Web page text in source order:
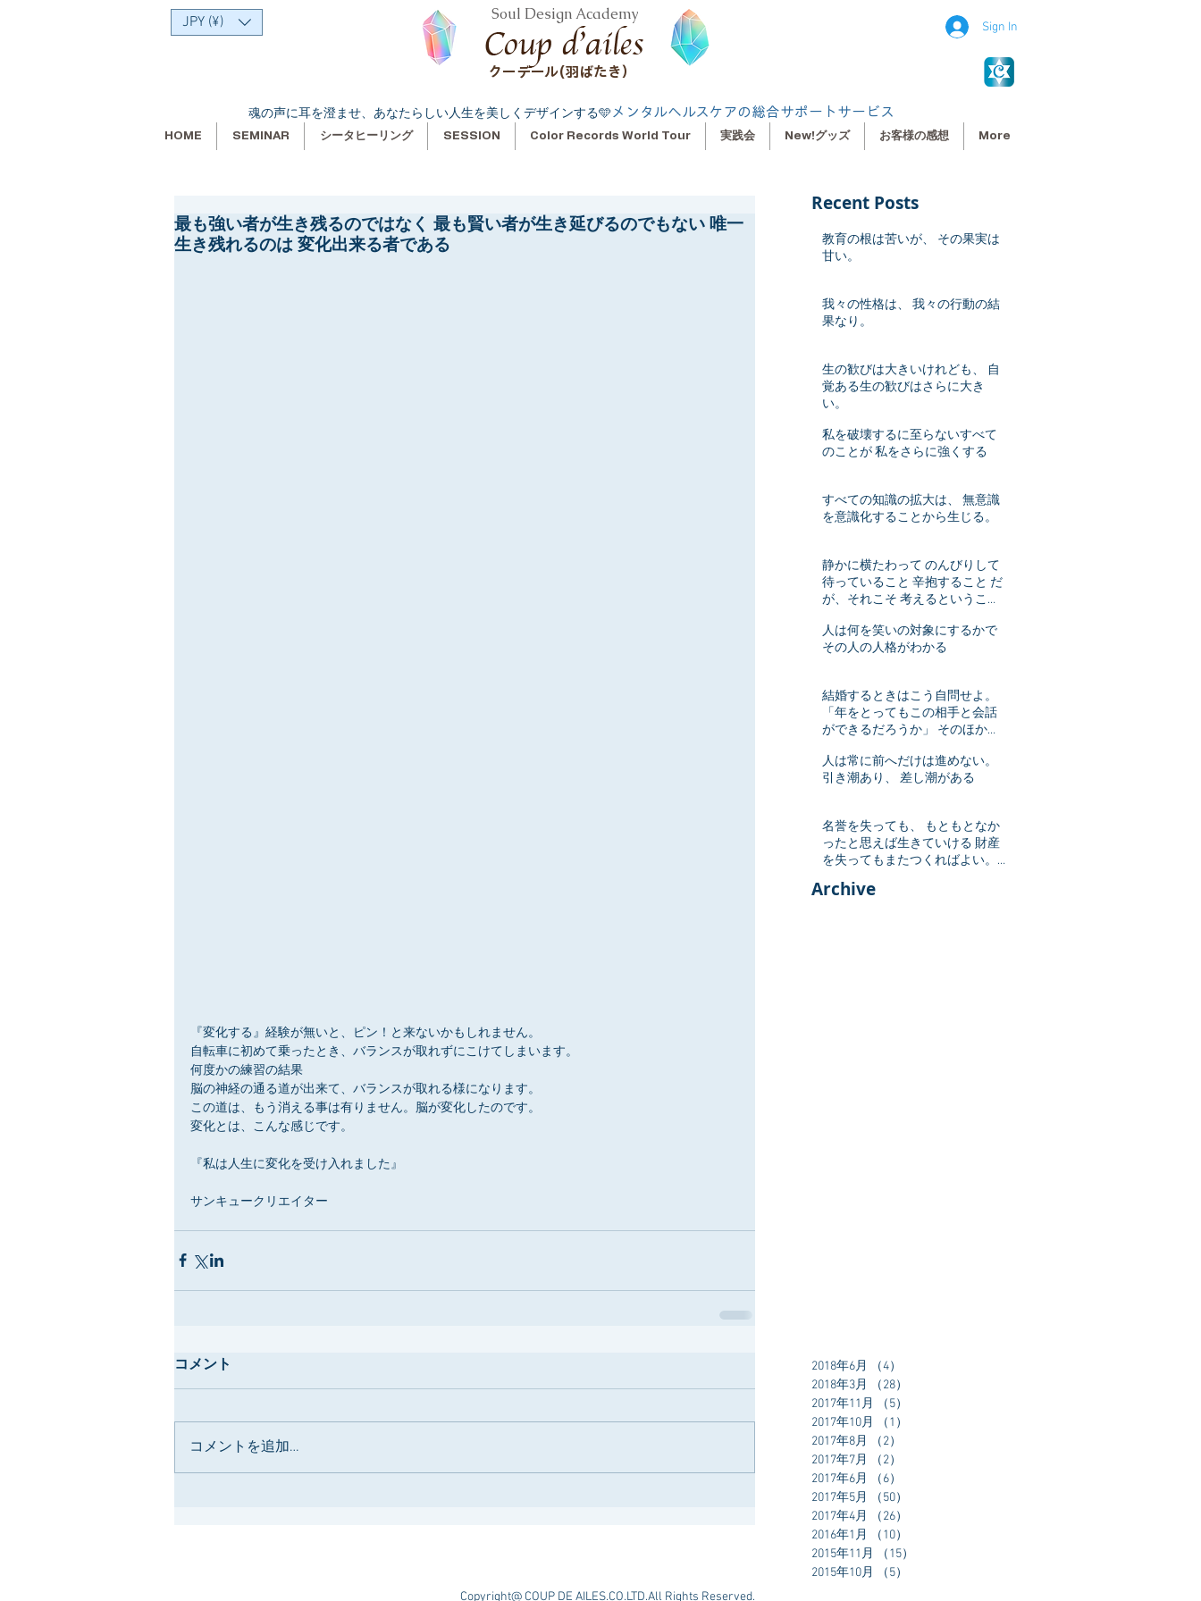
JPY (¥) Soul Design Academy
クーデール(羽ばたき）
Sign In
魂の声に耳を澄ませ、あなたらしい人生を美しくデザインする🩵 メンタルヘルスケアの総合サポートサービス
HOME SEMINAR シータヒーリング SESSION Color Records World Tour 実践会 New!グッズ お客様の感想 More
最も強い者が生き残るのではなく 最も賢い者が生き延びるのでもない 唯一
生き残れるのは 変化出来る者である
『変化する』経験が無いと、ピン！と来ないかもしれません。
自転車に初めて乗ったとき、バランスが取れずにこけてしまいます。
何度かの練習の結果
脳の神経の通る道が出来て、バランスが取れる様になります。
この道は、もう消える事は有りません。脳が変化したのです。
変化とは、こんな感じです。
『私は人生に変化を受け入れました』
サンキュークリエイター
コメント
コメントを追加…
Recent Posts
教育の根は苦いが、 その果実は
甘い。
我々の性格は、 我々の行動の結
果なり。
生の歓びは大きいけれども、 自
覚ある生の歓びはさらに大き
い。
私を破壊するに至らないすべて
のことが 私をさらに強くする
すべての知識の拡大は、 無意識
を意識化することから生じる。
静かに横たわって のんびりして
待っていること 辛抱すること だ
が、それこそ 考えるということ
人は何を笑いの対象にするかで
その人の人格がわかる
結婚するときはこう自問せよ。
「年をとってもこの相手と会話
ができるだろうか」 そのほかは
とだ。
人は常に前へだけは進めない。
引き潮あり、 差し潮がある
名誉を失っても、 もともとなか
ったと思えば生きていける 財産
を失ってもまたつくればよい。
る値打ちがない
Archive
2018年6月 （4）
2018年3月
（28）
2017年11月
（5）
2017年10月
（1）
2017年8月
（2）
2017年7月
（2）
2017年6月
（6）
2017年5月
（50）
2017年4月
（26）
2016年1月
（10）
2015年11月
（15）
2015年10月
（5）
Copyright@ COUP DE AILES.CO.LTD.All Rights Reserved.